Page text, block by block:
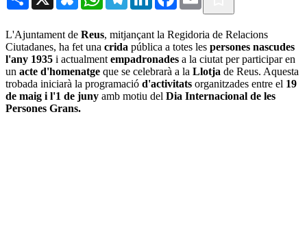
L'Ajuntament de Reus, mitjançant la Regidoria de Relacions
Ciutadanes, ha fet una crida pública a totes les persones nascudes
l'any 1935 i actualment empadronades a la ciutat per participar en
un acte d'homenatge que se celebrarà a la Llotja de Reus. Aquesta
trobada iniciarà la programació d'activitats organitzades entre el 19
de maig i l'1 de juny amb motiu del Dia Internacional de les
Persones Grans.